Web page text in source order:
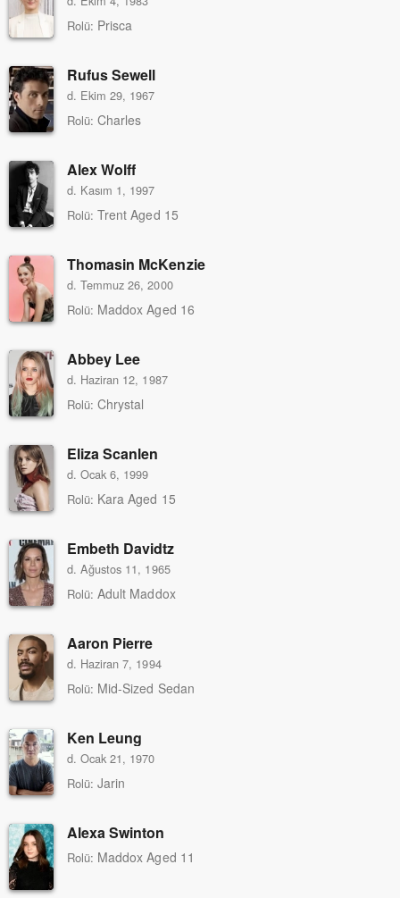
Rolü: Prisca
Rufus Sewell
d. Ekim 29, 1967
Rolü: Charles
Alex Wolff
d. Kasım 1, 1997
Rolü: Trent Aged 15
Thomasin McKenzie
d. Temmuz 26, 2000
Rolü: Maddox Aged 16
Abbey Lee
d. Haziran 12, 1987
Rolü: Chrystal
Eliza Scanlen
d. Ocak 6, 1999
Rolü: Kara Aged 15
Embeth Davidtz
d. Ağustos 11, 1965
Rolü: Adult Maddox
Aaron Pierre
d. Haziran 7, 1994
Rolü: Mid-Sized Sedan
Ken Leung
d. Ocak 21, 1970
Rolü: Jarin
Alexa Swinton
Rolü: Maddox Aged 11